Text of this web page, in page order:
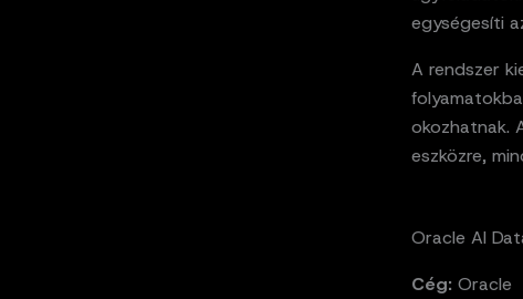
egységesíti
A rendszer
okozhatnak.
eszközre,
Oracle AI
Cég: Oracle